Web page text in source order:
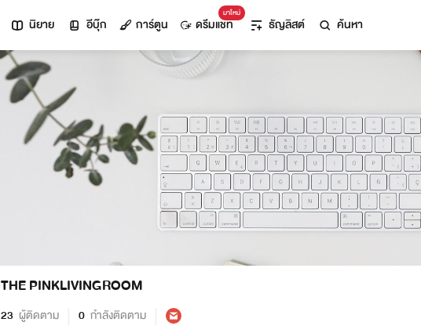
นิยาย อีบุ๊ก การ์ตูน
มาใหม่
ดรีมแชท ธัญลิสต์ ค้นหา
THE PINKLIVINGROOM
23 ผู้ติดตาม 0 กำลังติดตาม